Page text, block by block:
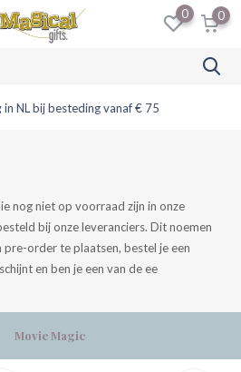
0 0
dagenretourrecht
nog niet op voorraad zijn in onze
bij onze leveranciers. Dit noemen
order te plaatsen, bestel je een
en ben je een van de ee
Movie Magic